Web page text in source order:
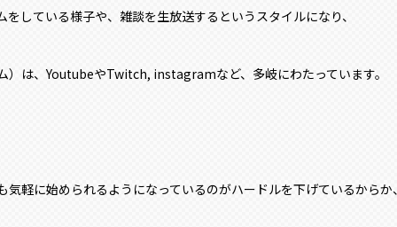
をしている様子や、雑談を生放送するというスタイルになり、
）は、YoutubeやTwitch, instagramなど、多岐にわたっています。
気軽に始められるようになっているのがハードルを下げているからか、